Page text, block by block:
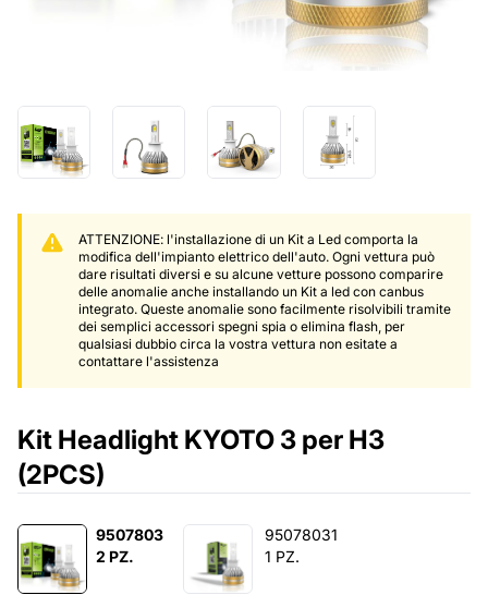
ATTENZIONE: l'installazione di un Kit a Led comporta la
modifica dell'impianto elettrico dell'auto. Ogni vettura può
dare risultati diversi e su alcune vetture possono comparire
delle anomalie anche installando un Kit a led con canbus
integrato. Queste anomalie sono facilmente risolvibili tramite
dei semplici accessori spegni spia o elimina flash, per
qualsiasi dubbio circa la vostra vettura non esitate a
contattare l'assistenza
Kit Headlight KYOTO 3 per H3
(2PCS)
9507803
2 PZ.
95078031
1 PZ.